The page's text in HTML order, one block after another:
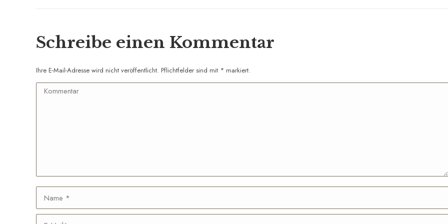
Schreibe einen Kommentar
Ihre E-Mail-Adresse wird nicht veröffentlicht. Pflichtfelder sind mit * markiert.
Kommentar
Name *
E-Mail *